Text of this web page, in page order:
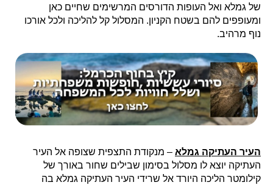
של גמלא ואל העופות הדורסים המרשימים שחיים כאן
ומעופפים להם בשטח הקניון. המסלול קל להליכה ולכל אורכו
נוף מרהיב.
העיר העתיקה גמלא – מנקודת התצפית שצופה אל העיר
העתיקה יוצא לו מסלול בסימון שבילים שחור באורך של
קילומטר הליכה היורד אל שרידי העיר העתיקה גמלא בה